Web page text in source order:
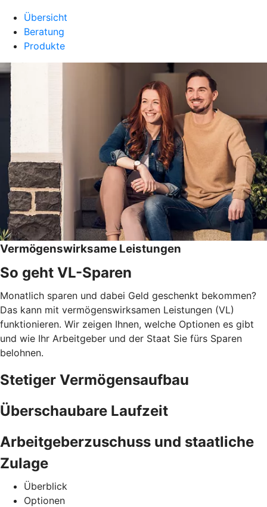
Übersicht
Beratung
Produkte
Vermögenswirksame Leistungen
So geht VL-Sparen
Monatlich sparen und dabei Geld geschenkt bekommen?
Das kann mit vermögenswirksamen Leistungen (VL)
funktionieren. Wir zeigen Ihnen, welche Optionen es gibt
und wie Ihr Arbeitgeber und der Staat Sie fürs Sparen
belohnen.
Stetiger Vermögensaufbau
Überschaubare Laufzeit
Arbeitgeberzuschuss und staatliche
Zulage
Überblick
Optionen